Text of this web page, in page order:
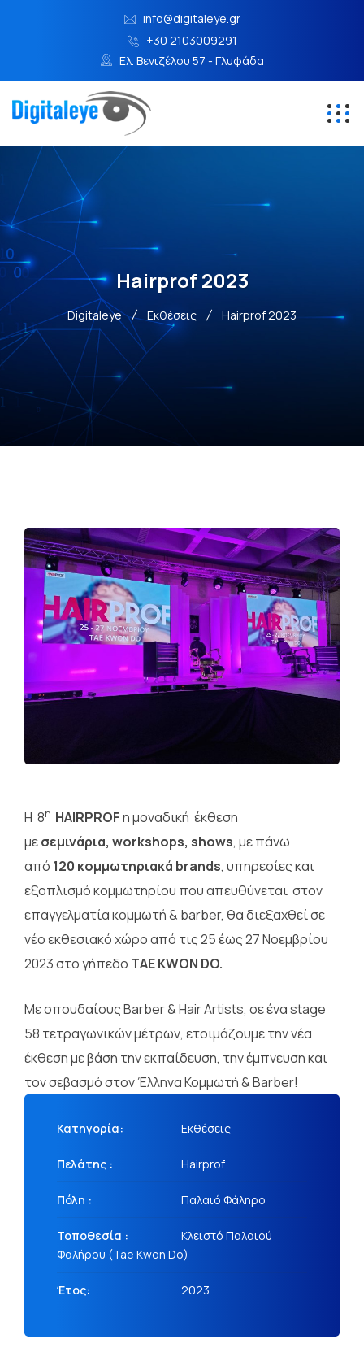
info@digitaleye.gr
+30 2103009291
Ελ. Βενιζέλου 57 - Γλυφάδα
Hairprof 2023
Digitaleye Εκθέσεις Hairprof 2023
Η 8η HAIRPROFη μοναδική έκθεση
μεσεμινάρια, workshops, shows, με πάνω
από 120 κομμωτηριακά brands, υπηρεσίες και
εξοπλισμό κομμωτηρίου που απευθύνεται στον
επαγγελματία κομμωτή & barber, θα διεξαχθεί σε
νέο εκθεσιακό χώρο από τις 25 έως 27 Νοεμβρίου
2023 στο γήπεδο TAEKWON DO.
Με σπουδαίους Barber & Hair Artists, σε ένα stage
58 τετραγωνικών μέτρων, ετοιμάζουμε την νέα
έκθεση με βάση την εκπαίδευση, την έμπνευση και
τον σεβασμό στον Έλληνα Κομμωτή & Barber!
Κατηγορία: Εκθέσεις
Πελάτης : Hairprof
Πόλη : Παλαιό Φάληρο
Τοποθεσία :
Κλειστό Παλαιού
Φαλήρου (Tae Kwon Do)
Έτος: 2023